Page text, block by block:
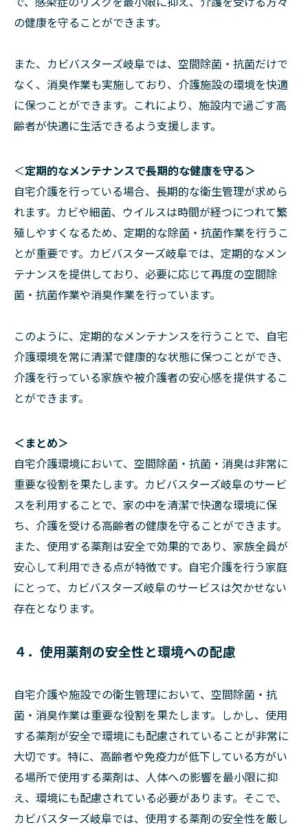
の健康を守ることができます。
また、カビバスターズ岐阜では、空間除菌・抗菌だけで
なく、消臭作業も実施しており、介護施設の環境を快適
に保つことができます。これにより、施設内で過ごす高
齢者が快適に生活できるよう支援します。
＜定期的なメンテナンスで長期的な健康を守る＞
自宅介護を行っている場合、長期的な衛生管理が求めら
れます。カビや細菌、ウイルスは時間が経つにつれて繁
殖しやすくなるため、定期的な除菌・抗菌作業を行うこ
とが重要です。カビバスターズ岐阜では、定期的なメン
テナンスを提供しており、必要に応じて再度の空間除
菌・抗菌作業や消臭作業を行っています。
このように、定期的なメンテナンスを行うことで、自宅
介護環境を常に清潔で健康的な状態に保つことができ、
介護を行っている家族や被介護者の安心感を提供するこ
とができます。
＜まとめ＞
自宅介護環境において、空間除菌・抗菌・消臭は非常に
重要な役割を果たします。カビバスターズ岐阜のサービ
スを利用することで、家の中を清潔で快適な環境に保
ち、介護を受ける高齢者の健康を守ることができます。
また、使用する薬剤は安全で効果的であり、家族全員が
安心して利用できる点が特徴です。自宅介護を行う家庭
にとって、カビバスターズ岐阜のサービスは欠かせない
存在となります。
４．使用薬剤の安全性と環境への配慮
自宅介護や施設での衛生管理において、空間除菌・抗
菌・消臭作業は重要な役割を果たします。しかし、使用
する薬剤が安全で環境にも配慮されていることが非常に
大切です。特に、高齢者や免疫力が低下している方がい
る場所で使用する薬剤は、人体への影響を最小限に抑
え、環境にも配慮されている必要があります。そこで、
カビバスターズ岐阜では、使用する薬剤の安全性を厳し